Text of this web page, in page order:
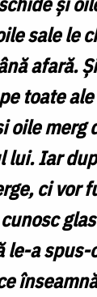
sale le
afară.
toate
oile merg
lui. Iar
ci vor
le-a spus-